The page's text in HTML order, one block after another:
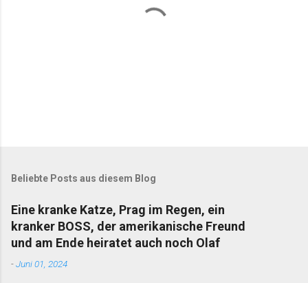
m
t
a
r
e
Beliebte Posts aus diesem Blog
Eine kranke Katze, Prag im Regen, ein
kranker BOSS, der amerikanische Freund
und am Ende heiratet auch noch Olaf
-Juni 01, 2024